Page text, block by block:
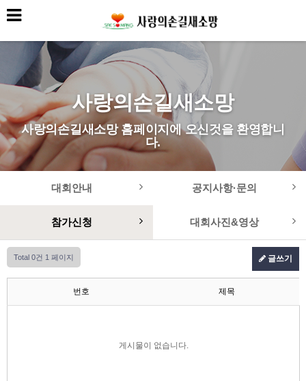
사랑의손길새소망
사랑의손길새소망 홈페이지에 오신것을 환영합니
다.
대회안내 공지사항·문의
참가신청 대회사진&영상
Total 0건 1 페이지 글쓰기
번호 제목
게시물이 없습니다.